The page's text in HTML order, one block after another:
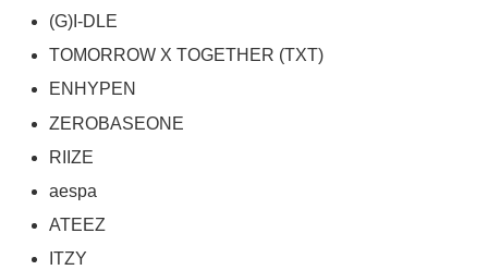
(G)I-DLE
TOMORROW X TOGETHER (TXT)
ENHYPEN
ZEROBASEONE
RIIZE
aespa
ATEEZ
ITZY